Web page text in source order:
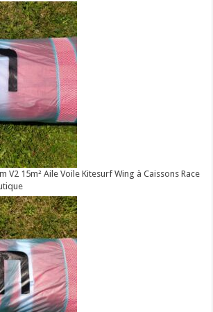
V2 15m² Aile Voile Kitesurf Wing à Caissons Race